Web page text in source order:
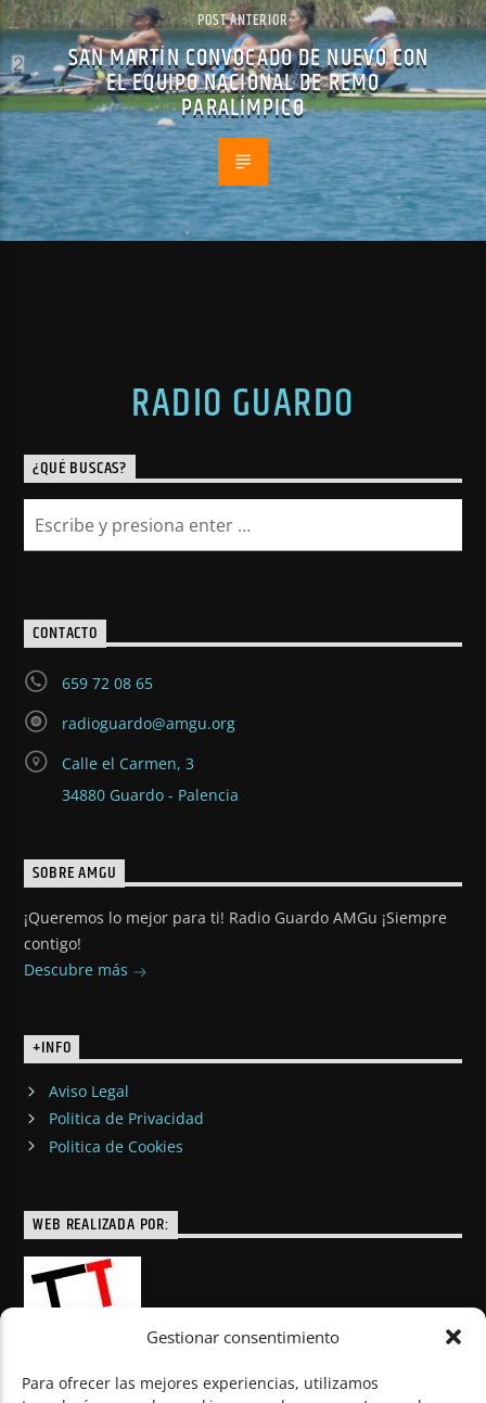
Gestionar consentimiento
Para ofrecer las mejores experiencias, utilizamos
POST ANTERIOR
SAN MARTÍN CONVOCADO DE NUEVO CON
EL EQUIPO NACIONAL DE REMO
PARALÍMPICO
RADIO GUARDO
¿QUÉ BUSCAS?
CONTACTO
659 72 08 65
radioguardo@amgu.org
Calle el Carmen, 3
34880 Guardo - Palencia
SOBRE AMGU
¡Queremos lo mejor para ti! Radio Guardo AMGu ¡Siempre
contigo!
Descubre más
+INFO
Aviso Legal
Politica de Privacidad
Politica de Cookies
WEB REALIZADA POR: